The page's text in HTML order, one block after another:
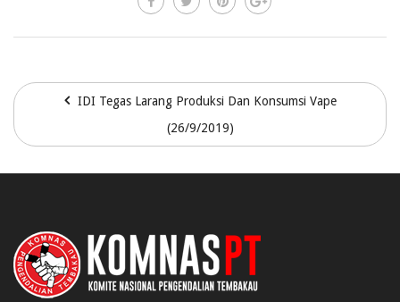
IDI Tegas Larang Produksi Dan Konsumsi Vape
(26/9/2019)